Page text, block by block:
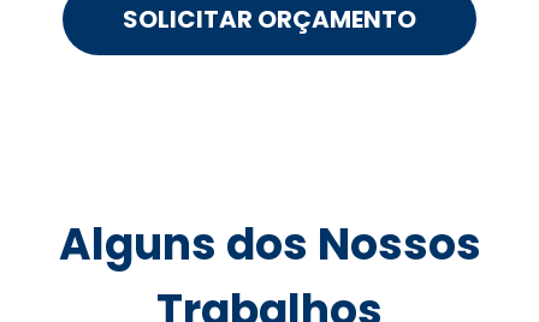
SOLICITAR ORÇAMENTO
Alguns dos Nossos